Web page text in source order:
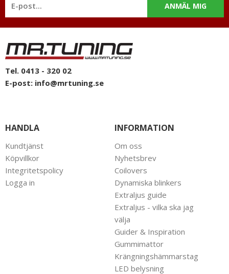
ANMÄL MIG
Tel. 0413 - 320 02
E-post: info@mrtuning.se
HANDLA
Kundtjänst
Köpvillkor
Integritetspolicy
Logga in
INFORMATION
Om oss
Nyhetsbrev
Coilovers
Dynamiska blinkers
Extraljus guide
Extraljus - vilka ska jag
välja
Guider & Inspiration
Gummimattor
Krängningshämmarstag
LED belysning